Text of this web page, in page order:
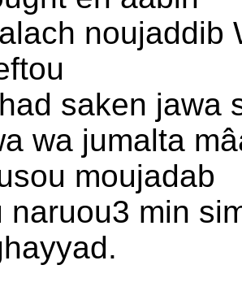
noujaddib
saken jawa
wa jumalta
moujadab
naruou3 min